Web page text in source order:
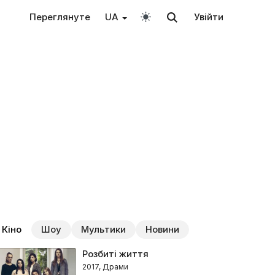
Переглянуте UA Увійти
Кіно Шоу Мультики Новини
Розбиті життя
2017, Драми